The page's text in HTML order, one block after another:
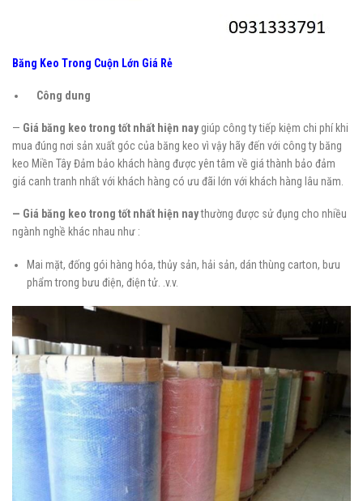
Băng Keo Trong Cuộn Lớn Giá Rẻ
Công dung
— Giá băng keo trong tốt nhất hiện naygiúp công ty tiếp kiệm chi phí khi
mua đúng nơi sản xuất góc của băng keo vì vậy hãy đến với công ty băng
keo Miền Tây Đảm bảo khách hàng được yên tâm về giá thành bảo đảm
giá canh tranh nhất với khách hàng có ưu đãi lớn với khách hàng lâu năm.
— Giá băng keo trong tốt nhất hiện naythường được sử đụng cho nhiều
ngành nghề khác nhau như :
Mai mặt, đống gói hàng hóa, thủy sản, hải sản, dán thùng carton, bưu
phẩm trong bưu điện, điện tử. .v.v.